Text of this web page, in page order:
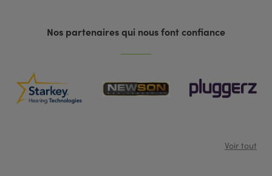
Nos partenaires qui nous font confiance
Voir tout